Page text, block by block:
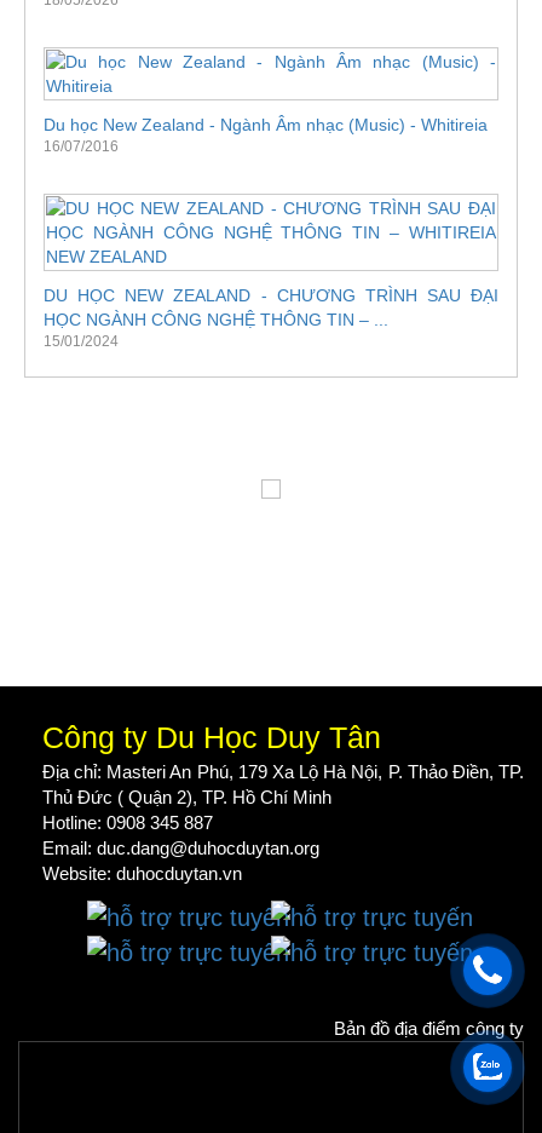
Du học New Zealand - Ngành Âm nhạc (Music) - Whitireia
16/07/2016
DU HỌC NEW ZEALAND - CHƯƠNG TRÌNH SAU ĐẠI
HỌC NGÀNH CÔNG NGHỆ THÔNG TIN – ...
15/01/2024
Công ty Du Học Duy Tân
Địa chỉ: Masteri An Phú, 179 Xa Lộ Hà Nội, P. Thảo Điền, TP.
Thủ Đức ( Quận 2), TP. Hồ Chí Minh
Hotline: 0908 345 887
Email: duc.dang@duhocduytan.org
Website: duhocduytan.vn
Bản đồ địa điểm công ty